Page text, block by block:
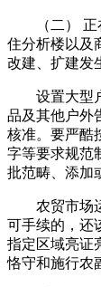
（二） 正在
住分析楼以及
改建、扩建发
设置大型户
品及其他户外
核准。要严酷
字等要求规范
批范畴、添加
农贸市场运
可手续的，还
指定区域亮证
恪守和施行农